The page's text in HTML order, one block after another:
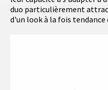
duo particulièrement
d'un look à la fois